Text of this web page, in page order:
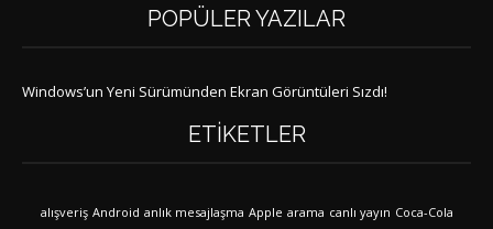
POPÜLER YAZILAR
Windows’un Yeni Sürümünden Ekran Görüntüleri Sızdı!
ETIKETLER
alışveriş Android anlık mesajlaşma Apple arama canlı yayın Coca-Cola